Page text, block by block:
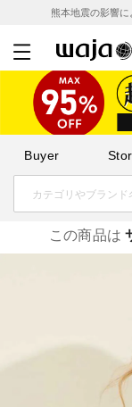
熊本地震の影響に
Buyer
この商品は